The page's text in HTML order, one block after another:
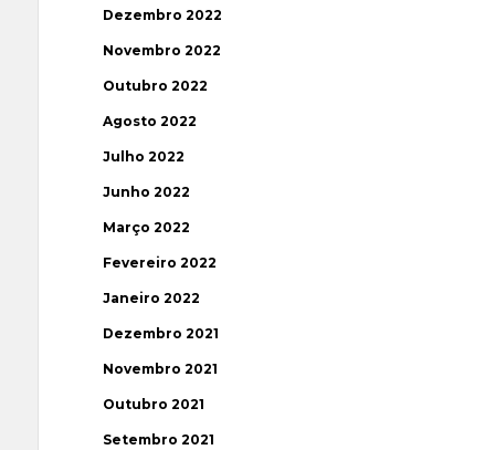
Dezembro 2022
Novembro 2022
Outubro 2022
Agosto 2022
Julho 2022
Junho 2022
Março 2022
Fevereiro 2022
Janeiro 2022
Dezembro 2021
Novembro 2021
Outubro 2021
Setembro 2021